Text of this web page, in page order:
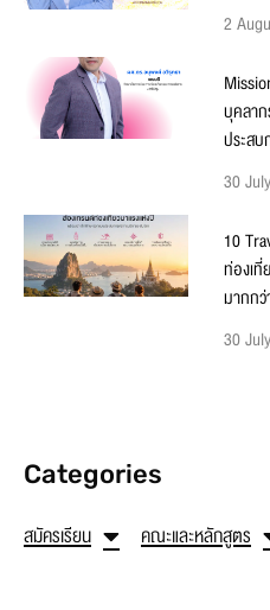
2
บุคลา
ประส
30
10
ท่องเ
มากก
30
Categories
สมัครเรียน คณะและหลักสูตร